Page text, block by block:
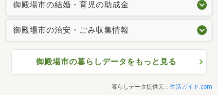
御殿場市の結婚・育児の助成金
御殿場市の治安・ごみ収集情報
御殿場市の暮らしデータをもっと見る
暮らしデータ提供元： 生活ガイド.com